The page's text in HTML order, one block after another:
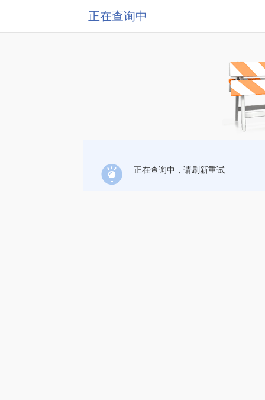
正在查询中
正在查询中，请刷新重试